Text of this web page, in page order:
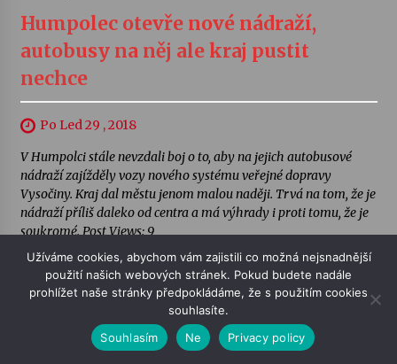
Humpolec otevře nové nádraží,
autobusy na něj ale kraj pustit
nechce
Po Led 29 , 2018
V Humpolci stále nevzdali boj o to, aby na jejich autobusové
nádraží zajížděly vozy nového systému veřejné dopravy
Vysočiny. Kraj dal městu jenom malou naději. Trvá na tom, že je
nádraží příliš daleko od centra a má výhrady i proti tomu, že je
soukromé. Post Views: 9
Užíváme cookies, abychom vám zajistili co možná nejsnadnější
použití našich webových stránek. Pokud budete nadále
prohlížet naše stránky předpokládáme, že s použitím cookies
souhlasíte.
Souhlasím
Ne Privacy policy